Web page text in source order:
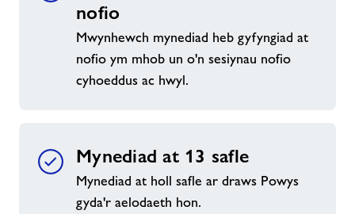
nofio
Mwynhewch mynediad heb gyfyngiad at
nofio ym mhob un o'n sesiynau nofio
cyhoeddus ac hwyl.
Mynediad at 13 safle
Mynediad at holl safle ar draws Powys
gyda'r aelodaeth hon.